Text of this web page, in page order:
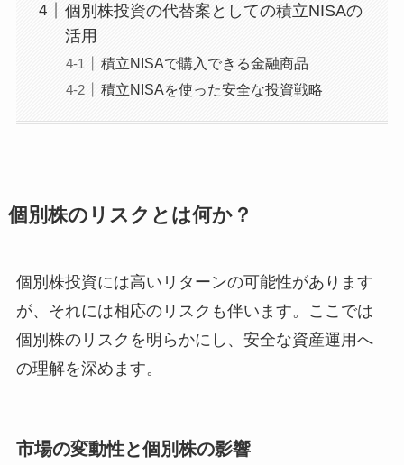
個別株投資の代替案としての積立NISAの
活用
積立NISAで購入できる金融商品
積立NISAを使った安全な投資戦略
個別株のリスクとは何か？
個別株投資には高いリターンの可能性があります
が、それには相応のリスクも伴います。ここでは
個別株のリスクを明らかにし、安全な資産運用へ
の理解を深めます。
市場の変動性と個別株の影響